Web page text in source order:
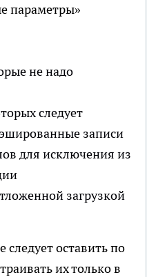
параметры»
не надо
следует
записи
для исключения из
загрузкой
следует оставить по
их только в